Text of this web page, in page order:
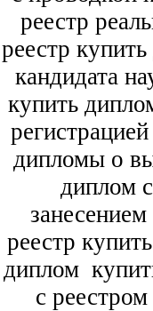
реестр
реестр
кандидата
купить
дипломы о
диплом
реестр
диплом
с